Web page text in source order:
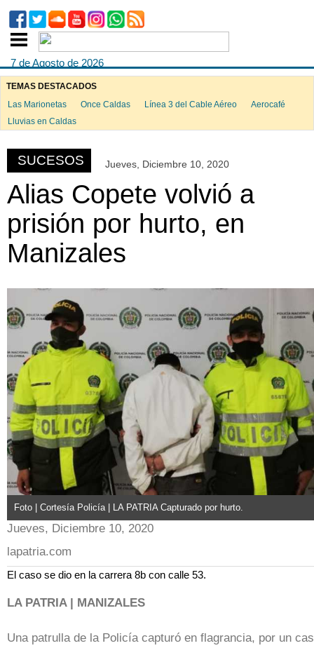
7 de Agosto de 2026
TEMAS DESTACADOS
Las Marionetas
Once Caldas Línea 3 del Cable Aéreo
Aerocafé
Lluvias en Caldas
SUCESOS Jueves, Diciembre 10, 2020
Alias Copete volvió a
prisión por hurto, en
Manizales
Foto | Cortesía Policía | LA PATRIA Capturado por hurto.
Jueves, Diciembre 10, 2020
lapatria.com
El caso se dio en la carrera 8b con calle 53.
LA PATRIA | MANIZALES
Una patrulla de la Policía capturó en flagrancia, por un